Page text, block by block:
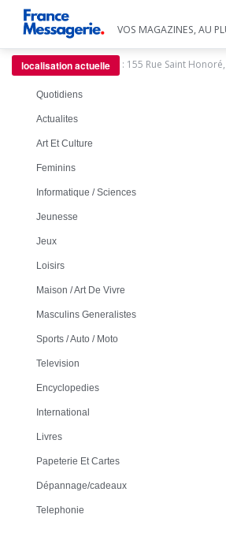
VOS MAGAZINES, AU
localisation actuelle : 155 Rue Saint
Quotidiens
Actualites
Art Et Culture
Feminins
Informatique / Sciences
Jeunesse
Jeux
Loisirs
Maison / Art De Vivre
Masculins Generalistes
Sports / Auto / Moto
Television
Encyclopedies
International
Livres
Papeterie Et Cartes
Dépannage/cadeaux
Telephonie